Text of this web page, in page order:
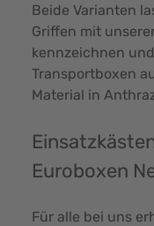
Beide Varianten
Griffen mit
kennzeichnen
Transportboxen
Material in
Euroboxen
Für alle bei uns